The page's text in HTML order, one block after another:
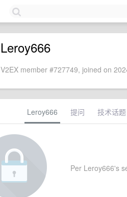
Leroy666
V2EX member #727749, joined on
Leroy666 提问 技术话题
Per Leroy666's